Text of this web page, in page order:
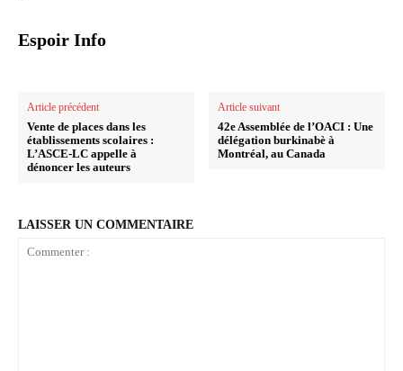
Espoir Info
Article précédent
Vente de places dans les
établissements scolaires :
L’ASCE-LC appelle à
dénoncer les auteurs
Article suivant
42e Assemblée de l’OACI : Une
délégation burkinabè à
Montréal, au Canada
LAISSER UN COMMENTAIRE